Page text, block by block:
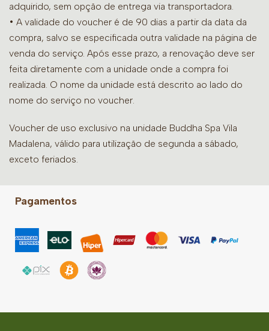
adquirido, sem opção de entrega via transportadora.
• A validade do voucher é de 90 dias a partir da data da
compra, salvo se especificada outra validade na página de
venda do serviço. Após esse prazo, a renovação deve ser
feita diretamente com a unidade onde a compra foi
realizada. O nome da unidade está descrito ao lado do
nome do serviço no voucher.
Voucher de uso exclusivo na unidade Buddha Spa Vila
Madalena, válido para utilização de segunda a sábado,
exceto feriados.
Pagamentos